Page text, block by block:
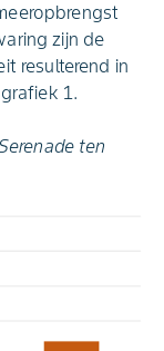
zijn de
resulterend in
1.
ten